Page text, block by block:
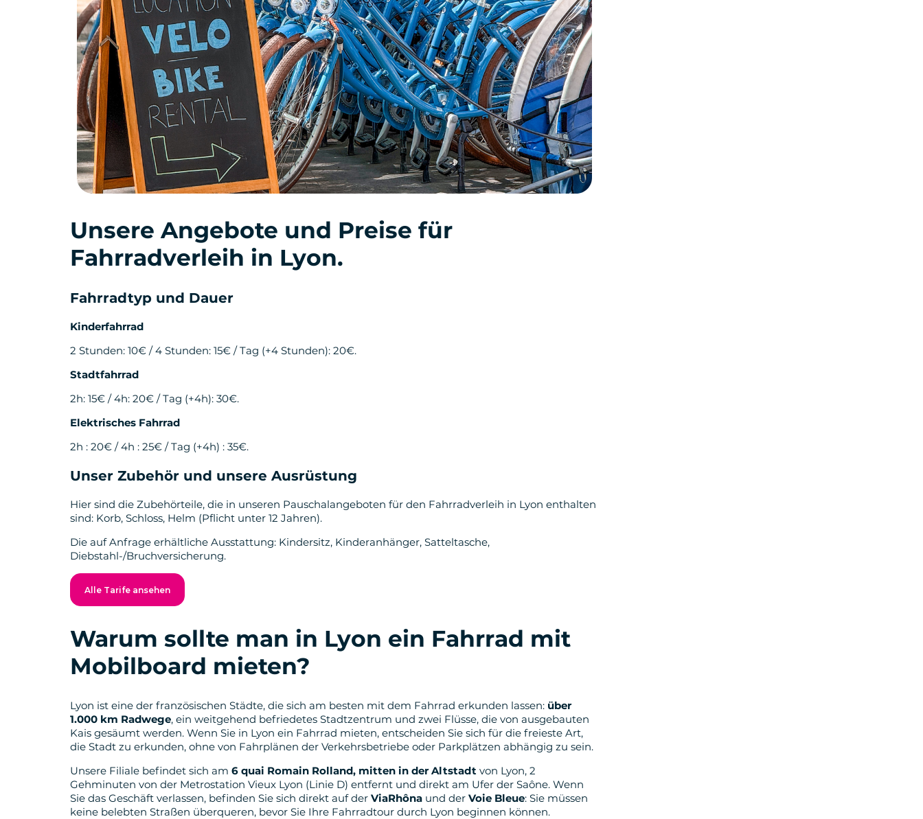
Unsere Angebote und Preise für
Fahrradverleih in Lyon.
Fahrradtyp und Dauer
Kinderfahrrad
2 Stunden: 10€ / 4 Stunden: 15€ / Tag (+4 Stunden): 20€.
Stadtfahrrad
2h: 15€ / 4h: 20€ / Tag (+4h): 30€.
Elektrisches Fahrrad
2h : 20€ / 4h : 25€ / Tag (+4h) : 35€.
Unser Zubehör und unsere Ausrüstung
Hier sind die Zubehörteile, die in unseren Pauschalangeboten für den Fahrradverleih in Lyon enthalten
sind: Korb, Schloss, Helm (Pflicht unter 12 Jahren).
Die auf Anfrage erhältliche Ausstattung: Kindersitz, Kinderanhänger, Satteltasche,
Diebstahl-/Bruchversicherung.
Alle Tarife ansehen
Warum sollte man in Lyon ein Fahrrad mit
Mobilboard mieten?
Lyon ist eine der französischen Städte, die sich am besten mit dem Fahrrad erkunden lassen: über
1.000 km Radwege, ein weitgehend befriedetes Stadtzentrum und zwei Flüsse, die von ausgebauten
Kais gesäumt werden. Wenn Sie in Lyon ein Fahrrad mieten, entscheiden Sie sich für die freieste Art,
die Stadt zu erkunden, ohne von Fahrplänen der Verkehrsbetriebe oder Parkplätzen abhängig zu sein.
Unsere Filiale befindet sich am 6 quai Romain Rolland, mitten in der Altstadt von Lyon, 2
Gehminuten von der Metrostation Vieux Lyon (Linie D) entfernt und direkt am Ufer der Saône. Wenn
Sie das Geschäft verlassen, befinden Sie sich direkt auf der ViaRhôna und der Voie Bleue: Sie müssen
keine belebten Straßen überqueren, bevor Sie Ihre Fahrradtour durch Lyon beginnen können.